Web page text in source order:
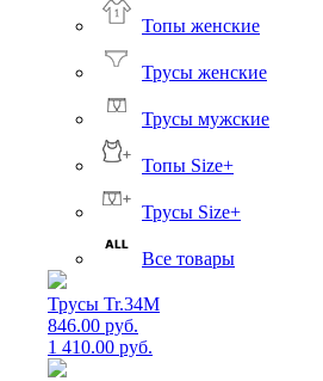
Топы женские
Трусы женские
Трусы мужские
Топы Size+
Трусы Size+
Все товары
Трусы Tr.34M
846.00 руб.
1 410.00 руб.